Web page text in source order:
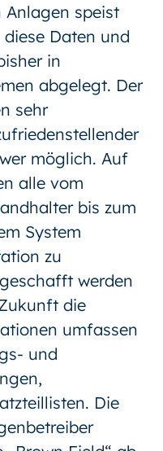
speist
Daten und
in
abgelegt. Der
sehr
möglich. Auf
alle vom
bis zum
System
zu
werden
die
umfassen
und
Die